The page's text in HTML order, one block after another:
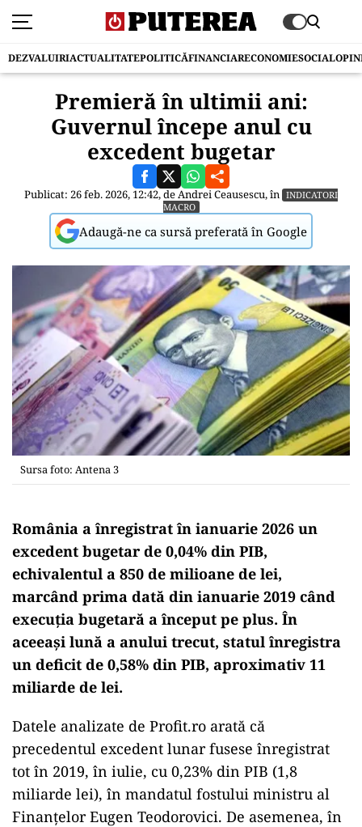
DEZVALUIRIACTUALITATEPOLITICĂFINANCIARECONOMIESOCIAL
Premieră în ultimii ani:
Guvernul începe anul cu
excedent bugetar
Publicat: 26 feb. 2026, 12:42, deAndrei Ceausescu, în INDICATORI
MACRO
Adaugă-ne ca sursă preferată în Google
Sursa foto: Antena 3
România a înregistrat în ianuarie 2026 un
excedent bugetar de 0,04% din PIB,
echivalentul a 850 de milioane de lei,
marcând prima dată din ianuarie 2019 când
execuția bugetară a început pe plus. În
aceeași lună a anului trecut, statul înregistra
un deficit de 0,58% din PIB, aproximativ 11
miliarde de lei.
Datele analizate de Profit.ro arată că
precedentul excedent lunar fusese înregistrat
tot în 2019, în iulie, cu 0,23% din PIB (1,8
miliarde lei), în mandatul fostului ministru al
Finanțelor Eugen Teodorovici. De asemenea, în